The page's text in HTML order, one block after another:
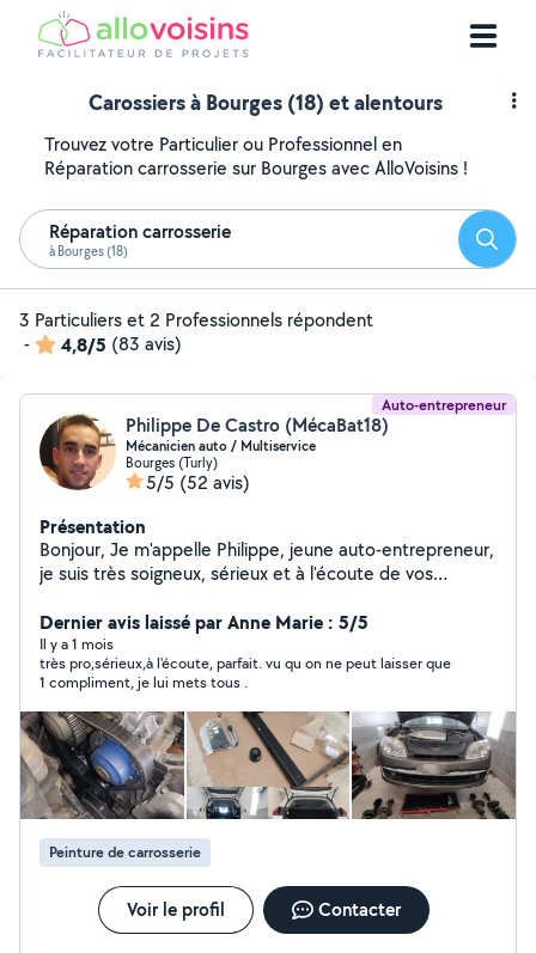
Carossiers à Bourges (18) et alentours
Trouvez votre Particulier ou Professionnel en
Réparation carrosserie sur Bourges avec AlloVoisins !
Réparation carrosserie
à Bourges (18)
3 Particuliers et 2 Professionnels répondent
-
4,8/5 (83 avis)
Auto-entrepreneur
Philippe De Castro (MécaBat18)
Mécanicien auto / Multiservice
Bourges (Turly)
5/5 (52 avis)
Présentation
Bonjour, Je m'appelle Philippe, jeune auto-entrepreneur,
je suis très soigneux, sérieux et à l'écoute de vos
services de mécanicien automobile professionnel, de
multiservices et de location de matériel à des prix
raisonnables. Si vous souhaitez voir ou suivre toutes mes
réalisations, n'hésitez pas à vous abonner à ma page
Facebook MécaBat18 ! En espérant vous aider au mieux,
je vous dis à très bientôt. Cordialement. Philippe.
Dernier avis laissé par Anne Marie : 5/5
Il y a 1 mois
très pro,sérieux,à l'écoute, parfait. vu qu on ne peut laisser que
1 compliment, je lui mets tous .
Peinture de carrosserie
Voir le profil Contacter